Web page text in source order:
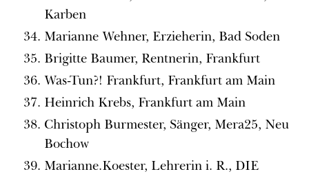
Karben
Marianne Wehner, Erzieherin, Bad Soden
Brigitte Baumer, Rentnerin, Frankfurt
Was-Tun?! Frankfurt, Frankfurt am Main
Heinrich Krebs, Frankfurt am Main
Christoph Burmester, Sänger, Mera25, Neu
Bochow
Marianne.Koester, Lehrerin i. R., DIE